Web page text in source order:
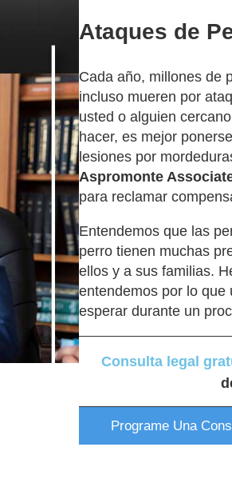
Ataques de
Cada año, millones de
incluso mueren por
usted o alguien
hacer, es mejor
lesiones por
Aspromonte
para reclamar
Entendemos que las
perro tienen muchas
ellos y a sus familias.
entendemos por lo que
esperar durante un
Consulta legal
Programe Una